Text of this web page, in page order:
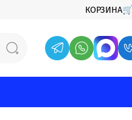
КОРЗИНА🛒